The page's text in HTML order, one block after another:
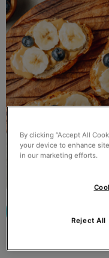
By clicking “Accept All
your device to enhance
in our marketing efforts.
Reject All